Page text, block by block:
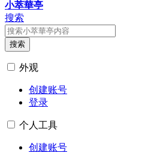
小萃華亭
搜索
搜索
外观
创建账号
登录
个人工具
创建账号